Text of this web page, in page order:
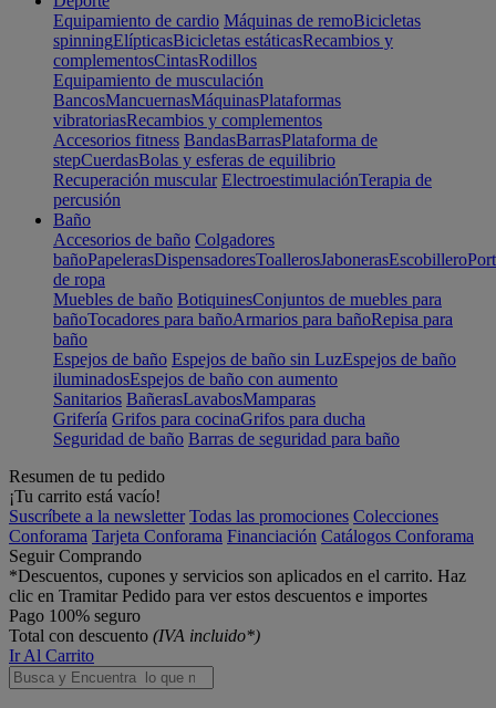
Equipamiento de cardio Máquinas de remoBicicletas
spinningElípticasBicicletas estáticasRecambios y
complementosCintasRodillos
Equipamiento de musculación
BancosMancuernasMáquinasPlataformas
vibratoriasRecambios y complementos
Accesorios fitness BandasBarrasPlataforma de
stepCuerdasBolas y esferas de equilibrio
Recuperación muscular ElectroestimulaciónTerapia de
percusión
Baño
Accesorios de baño Colgadores
bañoPapelerasDispensadoresToallerosJabonerasEscobillero
de ropa
Muebles de baño BotiquinesConjuntos de muebles para
bañoTocadores para bañoArmarios para bañoRepisa para
baño
Espejos de baño Espejos de baño sin LuzEspejos de baño
iluminadosEspejos de baño con aumento
Sanitarios BañerasLavabosMamparas
Grifería Grifos para cocinaGrifos para ducha
Seguridad de baño Barras de seguridad para baño
Resumen de tu pedido
¡Tu carrito está vacío!
Suscríbete a la newsletter Todas las promociones Colecciones
Conforama Tarjeta Conforama Financiación Catálogos Conforama
Seguir Comprando
*Descuentos, cupones y servicios son aplicados en el carrito. Haz
clic en Tramitar Pedido para ver estos descuentos e importes
Pago 100% seguro
Total con descuento (IVA incluido*)
Ir Al Carrito